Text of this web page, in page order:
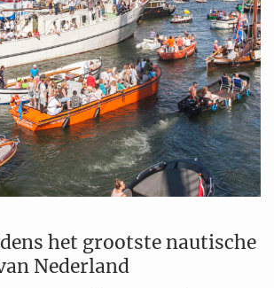
het grootste nautische
Nederland